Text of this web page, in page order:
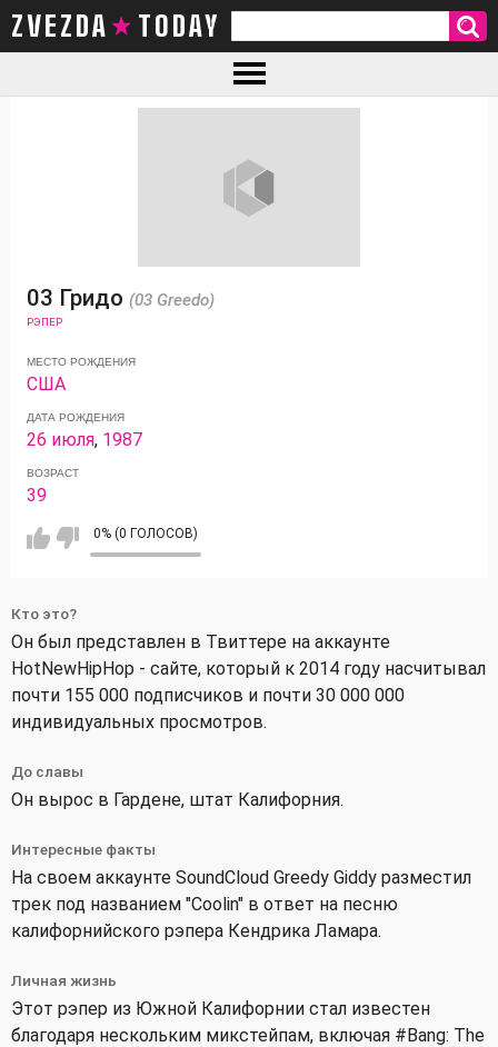
ZVEZDA TODAY
03 Гридо (03 Greedo)
РЭПЕР
МЕСТО РОЖДЕНИЯ
США
ДАТА РОЖДЕНИЯ
26 июля, 1987
ВОЗРАСТ
39
0% (0 ГОЛОСОВ)
Кто это?
Он был представлен в Твиттере на аккаунте
HotNewHipHop - сайте, который к 2014 году насчитывал
почти 155 000 подписчиков и почти 30 000 000
индивидуальных просмотров.
До славы
Он вырос в Гардене, штат Калифорния.
Интересные факты
На своем аккаунте SoundCloud Greedy Giddy разместил
трек под названием "Coolin" в ответ на песню
калифорнийского рэпера Кендрика Ламара.
Личная жизнь
Этот рэпер из Южной Калифорнии стал известен
благодаря нескольким микстейпам, включая #Bang: The